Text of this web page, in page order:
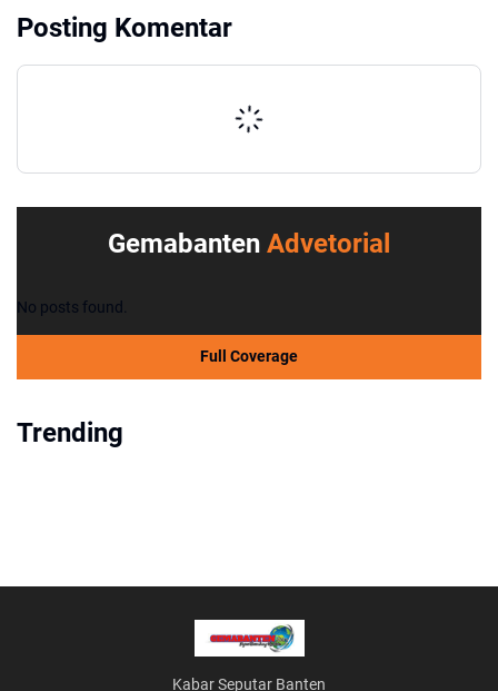
Posting Komentar
Gemabanten Advetorial
No posts found.
Full Coverage
Trending
Kabar Seputar Banten